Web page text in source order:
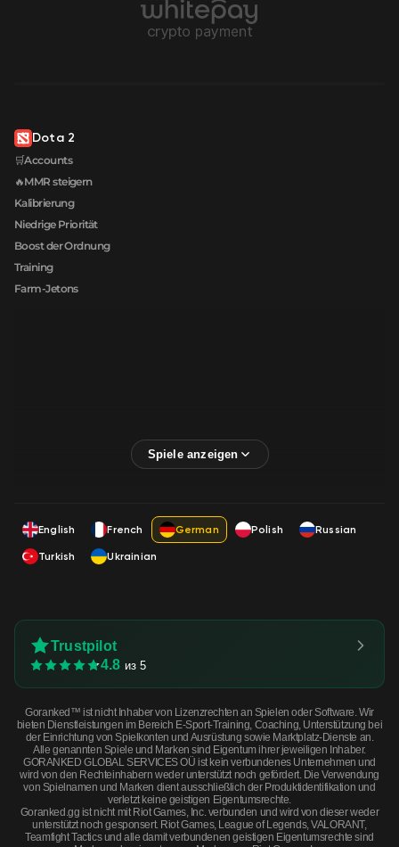
Dota 2
🛒Accounts
🔥MMR steigern
Kalibrierung
Niedrige Priorität
Boost der Ordnung
Training
Farm-Jetons
English French German Polish
Russian
Turkish
Ukrainian
Trustpilot
4.8 из 5
Goranked™ ist nicht Inhaber von Lizenzrechten an Spielen oder Software. Wir
bieten Dienstleistungen im Bereich E-Sport-Training, Coaching, Unterstützung bei
der Einrichtung von Spielkonten und Ausrüstung sowie Marktplatz-Dienste an.
Alle genannten Spiele und Marken sind Eigentum ihrer jeweiligen Inhaber.
GORANKED GLOBAL SERVICES OÜ ist kein verbundenes Unternehmen und
wird von den Rechteinhabern weder unterstützt noch gefördert. Die Verwendung
von Spielnamen und Marken dient ausschließlich der Produktidentifikation und
verletzt keine geistigen Eigentumsrechte.
Goranked.gg ist nicht mit Riot Games, Inc. verbunden und wird von dieser weder
unterstützt noch gesponsert. Riot Games, League of Legends, VALORANT,
Teamfight Tactics und alle damit verbundenen geistigen Eigentumsrechte sind